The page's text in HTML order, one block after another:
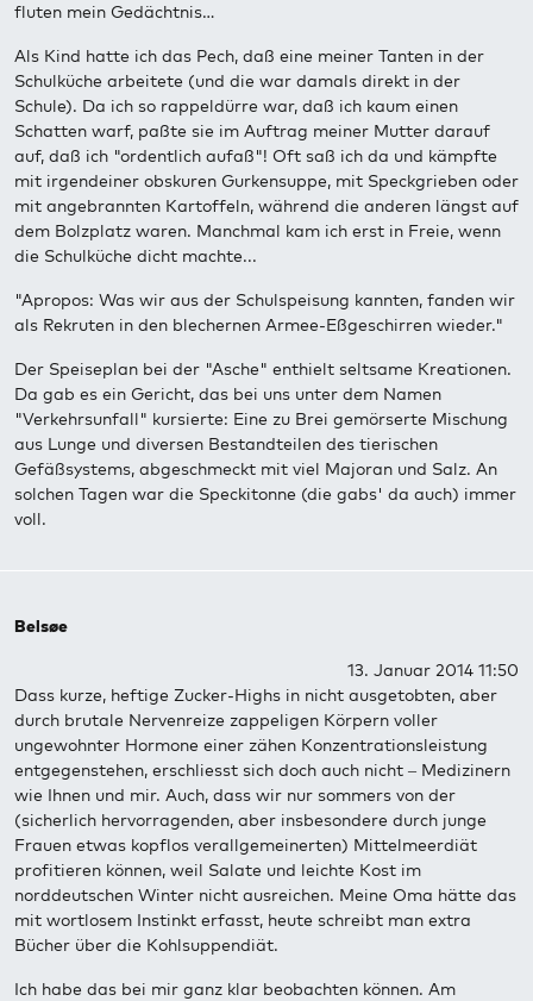
fluten mein Gedächtnis…
Als Kind hatte ich das Pech, daß eine meiner Tanten in der
Schulküche arbeitete (und die war damals direkt in der
Schule). Da ich so rappeldürre war, daß ich kaum einen
Schatten warf, paßte sie im Auftrag meiner Mutter darauf
auf, daß ich "ordentlich aufaß"! Oft saß ich da und kämpfte
mit irgendeiner obskuren Gurkensuppe, mit Speckgrieben oder
mit angebrannten Kartoffeln, während die anderen längst auf
dem Bolzplatz waren. Manchmal kam ich erst in Freie, wenn
die Schulküche dicht machte...
"Apropos: Was wir aus der Schulspeisung kannten, fanden wir
als Rekruten in den blechernen Armee-Eßgeschirren wieder."
Der Speiseplan bei der "Asche" enthielt seltsame Kreationen.
Da gab es ein Gericht, das bei uns unter dem Namen
"Verkehrsunfall" kursierte: Eine zu Brei gemörserte Mischung
aus Lunge und diversen Bestandteilen des tierischen
Gefäßsystems, abgeschmeckt mit viel Majoran und Salz. An
solchen Tagen war die Speckitonne (die gabs' da auch) immer
voll.
Belsøe
13. Januar 2014 11:50
Dass kurze, heftige Zucker-Highs in nicht ausgetobten, aber
durch brutale Nervenreize zappeligen Körpern voller
ungewohnter Hormone einer zähen Konzentrationsleistung
entgegenstehen, erschliesst sich doch auch nicht – Medizinern
wie Ihnen und mir. Auch, dass wir nur sommers von der
(sicherlich hervorragenden, aber insbesondere durch junge
Frauen etwas kopflos verallgemeinerten) Mittelmeerdiät
profitieren können, weil Salate und leichte Kost im
norddeutschen Winter nicht ausreichen. Meine Oma hätte das
mit wortlosem Instinkt erfasst, heute schreibt man extra
Bücher über die Kohlsuppendiät.
Ich habe das bei mir ganz klar beobachten können. Am